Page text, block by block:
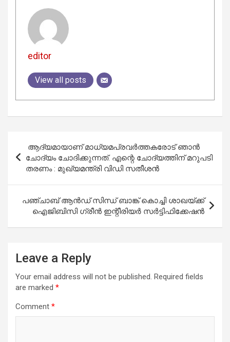
editor
View all posts
navigation
ആദ്യമായാണ് മാധ്യമപ്രവര്‍ത്തകരോട് ഞാന്‍
ചോദ്യം ചോദിക്കുന്നത്. എന്റെ ചോദ്യത്തിന് മറുപടി
തരണം : മുഖ്യമന്ത്രി വിഡി സതീശൻ
പഞ്ചാബ് ആൻഡ് സിന്ധ് ബാങ്ക് കൊച്ചി ശാഖയ്ക്ക്
ഐജിബിസി ഗ്രീൻ ഇന്റീരിയർ സർട്ടിഫിക്കേഷൻ
Leave a Reply
Your email address will not be published. Required fields
are marked *
Comment *